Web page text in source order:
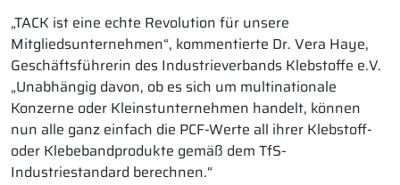
„TACK ist eine echte Revolution für unsere
Mitgliedsunternehmen“, kommentierte Dr. Vera Haye,
Geschäftsführerin des Industrieverbands Klebstoffe e.V.
„Unabhängig davon, ob es sich um multinationale
Konzerne oder Kleinstunternehmen handelt, können
nun alle ganz einfach die PCF-Werte all ihrer Klebstoff-
oder Klebebandprodukte gemäß dem TfS-
Industriestandard berechnen.“